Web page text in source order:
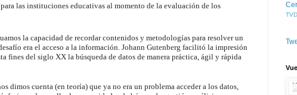
las instituciones educativas al momento de la evaluación de los
la capacidad de recordar contenidos y metodologías para resolver un
era el acceso a la información. Johann Gutenberg facilitó la impresión
fines del siglo XX la búsqueda de datos de manera práctica, ágil y rápida
dimos cuenta (en teoría) que ya no era un problema acceder a los datos,